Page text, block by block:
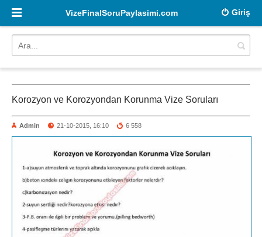
Giriş
VizeFinalSoruPaylasimi.com
Korozyon ve Korozyondan Korunma Vize Soruları
Admin 21-10-2015, 16:10 6 558